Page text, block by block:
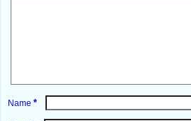
Name *